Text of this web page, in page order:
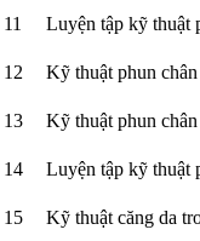
11
Luyện tập kỹ thuật
12
Kỹ thuật phun
13
Kỹ thuật phun
14
Luyện tập kỹ thuật
15
Kỹ thuật căng da